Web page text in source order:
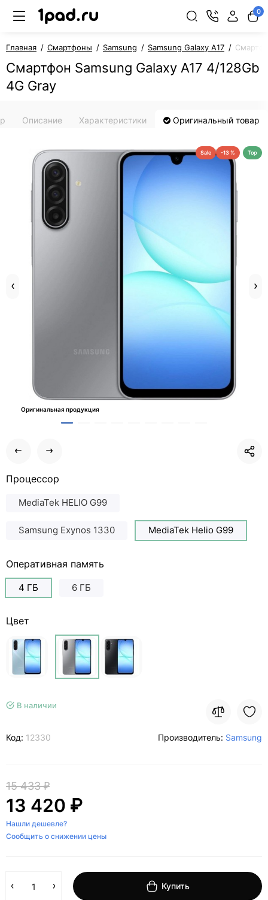
0
Главная Смартфоны Samsung Samsung Galaxy A17
Смартфон Samsung Galaxy A17 4/128Gb
4G Gray
Описание Характеристики Оригинальный товар
Sale -13 % Top
Оригинальная продукция
Процессор
MediaTek HELIO G99
Samsung Exynos 1330 MediaTek Helio G99
Оперативная память
4 ГБ 6 ГБ
Цвет
В наличии
Код: 12330 Производитель: Samsung
15 433 ₽
13 420 ₽
Нашли дешевле?
Сообщить о снижении цены
Купить